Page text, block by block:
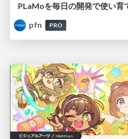
PLaMoを毎日の開発で使い育
pfn
PRO